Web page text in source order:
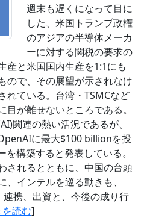
週末も遅くになって目に
した、米国トランプ政権
のアジアの半導体メーカ
ーに対する関税の要求の
産と米国国内生産を1:1にも
ので、その展望が示されなけ
れている。台湾・TSMCなど
が離せないところである。
関連の熱い活況であるが、
に最大$100 billionを投
構築すると発表している。
されるとともに、中国の台頭
インテルを巡る動きも、
携、出資と、今後の成り行
読む]